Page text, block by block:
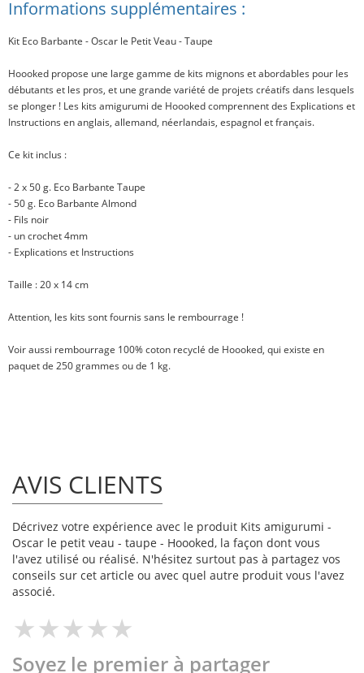
Informations supplémentaires :
Kit Eco Barbante - Oscar le Petit Veau - Taupe
Hoooked propose une large gamme de kits mignons et abordables pour les
débutants et les pros, et une grande variété de projets créatifs dans lesquels
se plonger ! Les kits amigurumi de Hoooked comprennent des Explications et
Instructions en anglais, allemand, néerlandais, espagnol et français.
Ce kit inclus :
- 2 x 50 g. Eco Barbante Taupe
- 50 g. Eco Barbante Almond
- Fils noir
- un crochet 4mm
- Explications et Instructions
Taille : 20 x 14 cm
Attention, les kits sont fournis sans le rembourrage !
Voir aussi rembourrage 100% coton recyclé de Hoooked, qui existe en
paquet de 250 grammes oude 1 kg.
AVIS CLIENTS
Décrivez votre expérience avec le produit Kits amigurumi -
Oscar le petit veau - taupe - Hoooked, la façon dont vous
l'avez utilisé ou réalisé. N'hésitez surtout pas à partagez vos
conseils sur cet article ou avec quel autre produit vous l'avez
associé.
Soyez le premier à partager